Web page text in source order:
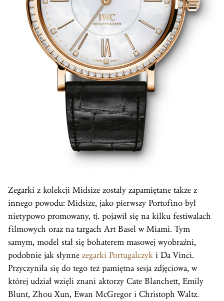
Zegarki z kolekcji Midsize zostały zapamiętane także z
innego powodu: Midsize, jako pierwszy Portofino był
nietypowo promowany, tj. pojawił się na kilku festiwalach
filmowych oraz na targach Art Basel w Miami. Tym
samym, model stał się bohaterem masowej wyobraźni,
podobnie jak słynne zegarki Portugalczyk i Da Vinci.
Przyczyniła się do tego też pamiętna sesja zdjęciowa, w
której udział wzięli znani aktorzy Cate Blanchett, Emily
Blunt, Zhou Xun, Ewan McGregor i Christoph Waltz.